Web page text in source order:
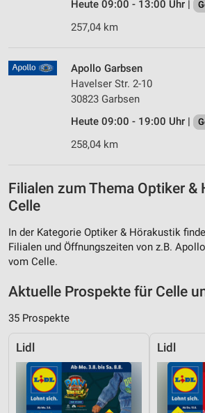
Heute 09:00 - 13:00 Uhr |
257,04 km
Apollo Garbsen
Havelser Str. 2-10
30823 Garbsen
Heute 09:00 - 19:00 Uhr |
258,04 km
Filialen zum Thema Optiker &
Celle
In der Kategorie Optiker & Hörakustik
Filialen und Öffnungszeiten von z.B.
vom Celle.
Aktuelle Prospekte für Celle
35 Prospekte
Lidl Lidl